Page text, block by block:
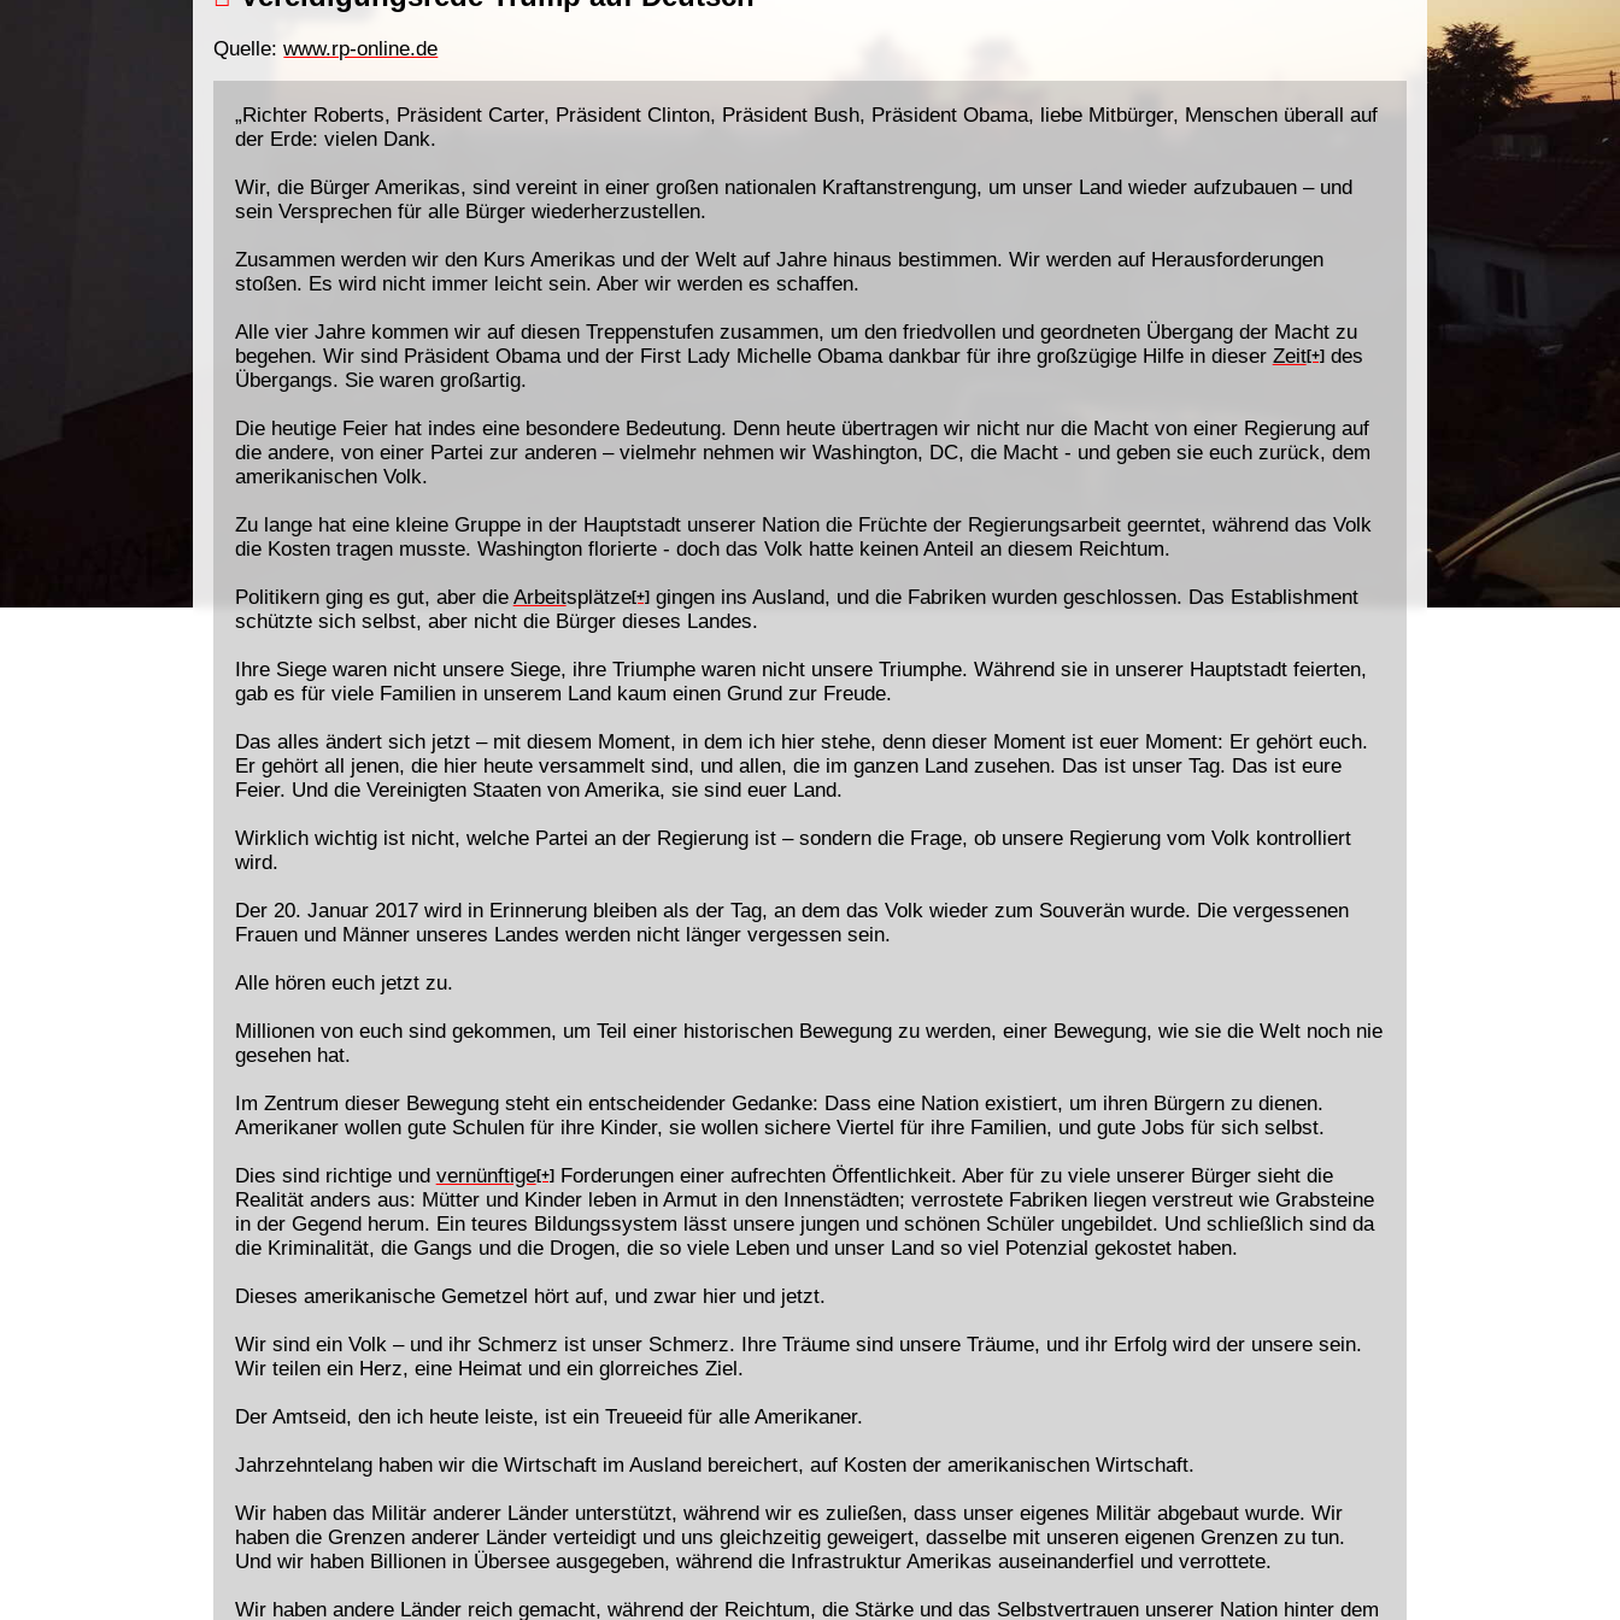
Quelle:www.rp-online.de
„Richter Roberts, Präsident Carter, Präsident Clinton, Präsident Bush, Präsident Obama, liebe Mitbürger, Menschen überall auf
der Erde: vielen Dank.
Wir, die Bürger Amerikas, sind vereint in einer großen nationalen Kraftanstrengung, um unser Land wieder aufzubauen – und
sein Versprechen für alle Bürger wiederherzustellen.
Zusammen werden wir den Kurs Amerikas und der Welt auf Jahre hinaus bestimmen. Wir werden auf Herausforderungen
stoßen. Es wird nicht immer leicht sein. Aber wir werden es schaffen.
Alle vier Jahre kommen wir auf diesen Treppenstufen zusammen, um den friedvollen und geordneten Übergang der Macht zu
begehen. Wir sind Präsident Obama und der First Lady Michelle Obama dankbar für ihre großzügige Hilfe in dieser Zeit[+]des
Übergangs. Sie waren großartig.
Die heutige Feier hat indes eine besondere Bedeutung. Denn heute übertragen wir nicht nur die Macht von einer Regierung auf
die andere, von einer Partei zur anderen – vielmehr nehmen wir Washington, DC, die Macht - und geben sie euch zurück, dem
amerikanischen Volk.
Zu lange hat eine kleine Gruppe in der Hauptstadt unserer Nation die Früchte der Regierungsarbeit geerntet, während das Volk
die Kosten tragen musste. Washington florierte - doch das Volk hatte keinen Anteil an diesem Reichtum.
Politikern ging es gut, aber die Arbeitsplätze[+]gingen ins Ausland, und die Fabriken wurden geschlossen. Das Establishment
schützte sich selbst, aber nicht die Bürger dieses Landes.
Ihre Siege waren nicht unsere Siege, ihre Triumphe waren nicht unsere Triumphe. Während sie in unserer Hauptstadt feierten,
gab es für viele Familien in unserem Land kaum einen Grund zur Freude.
Das alles ändert sich jetzt – mit diesem Moment, in dem ich hier stehe, denn dieser Moment ist euer Moment: Er gehört euch.
Er gehört all jenen, die hier heute versammelt sind, und allen, die im ganzen Land zusehen. Das ist unser Tag. Das ist eure
Feier. Und die Vereinigten Staaten von Amerika, sie sind euer Land.
Wirklich wichtig ist nicht, welche Partei an der Regierung ist – sondern die Frage, ob unsere Regierung vom Volk kontrolliert
wird.
Der 20. Januar 2017 wird in Erinnerung bleiben als der Tag, an dem das Volk wieder zum Souverän wurde. Die vergessenen
Frauen und Männer unseres Landes werden nicht länger vergessen sein.
Alle hören euch jetzt zu.
Millionen von euch sind gekommen, um Teil einer historischen Bewegung zu werden, einer Bewegung, wie sie die Welt noch nie
gesehen hat.
Im Zentrum dieser Bewegung steht ein entscheidender Gedanke: Dass eine Nation existiert, um ihren Bürgern zu dienen.
Amerikaner wollen gute Schulen für ihre Kinder, sie wollen sichere Viertel für ihre Familien, und gute Jobs für sich selbst.
Dies sind richtige und vernünftige[+]Forderungen einer aufrechten Öffentlichkeit. Aber für zu viele unserer Bürger sieht die
Realität anders aus: Mütter und Kinder leben in Armut in den Innenstädten; verrostete Fabriken liegen verstreut wie Grabsteine
in der Gegend herum. Ein teures Bildungssystem lässt unsere jungen und schönen Schüler ungebildet. Und schließlich sind da
die Kriminalität, die Gangs und die Drogen, die so viele Leben und unser Land so viel Potenzial gekostet haben.
Dieses amerikanische Gemetzel hört auf, und zwar hier und jetzt.
Wir sind ein Volk – und ihr Schmerz ist unser Schmerz. Ihre Träume sind unsere Träume, und ihr Erfolg wird der unsere sein.
Wir teilen ein Herz, eine Heimat und ein glorreiches Ziel.
Der Amtseid, den ich heute leiste, ist ein Treueeid für alle Amerikaner.
Jahrzehntelang haben wir die Wirtschaft im Ausland bereichert, auf Kosten der amerikanischen Wirtschaft.
Wir haben das Militär anderer Länder unterstützt, während wir es zuließen, dass unser eigenes Militär abgebaut wurde. Wir
haben die Grenzen anderer Länder verteidigt und uns gleichzeitig geweigert, dasselbe mit unseren eigenen Grenzen zu tun.
Und wir haben Billionen in Übersee ausgegeben, während die Infrastruktur Amerikas auseinanderfiel und verrottete.
Wir haben andere Länder reich gemacht, während der Reichtum, die Stärke und das Selbstvertrauen unserer Nation hinter dem